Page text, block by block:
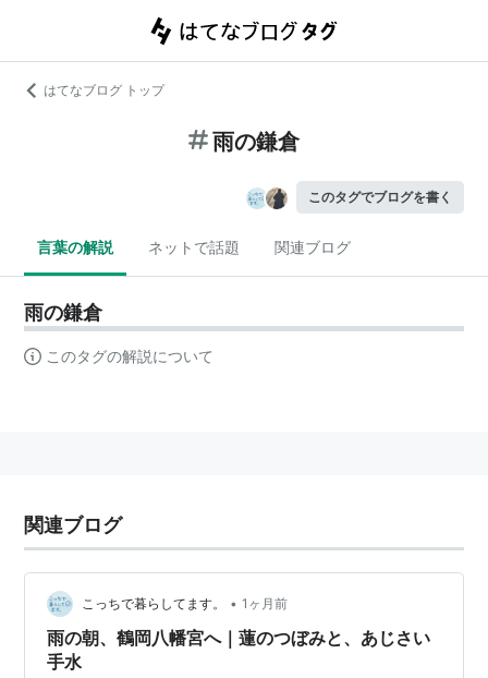
はてなブログ トップ
雨の鎌倉
このタグでブログを書く
言葉の解説 ネットで話題 関連ブログ
雨の鎌倉
このタグの解説について
関連ブログ
こっちで暮らしてます。 • 1ヶ月前
雨の朝、鶴岡八幡宮へ｜蓮のつぼみと、あじさい
手水